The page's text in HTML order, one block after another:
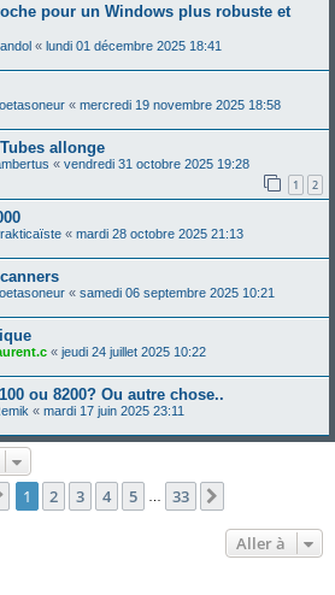
pour un Windows plus robuste et
« lundi 01 décembre 2025 18:41
« mercredi 19 novembre 2025 18:58
allonge
« vendredi 31 octobre 2025 19:28
1 2
« mardi 28 octobre 2025 21:13
« samedi 06 septembre 2025 10:21
« jeudi 24 juillet 2025 10:22
ou 8200? Ou autre chose..
« mardi 17 juin 2025 23:11
Page 1sur33
1 2 3 4 5 … 33
Aller à